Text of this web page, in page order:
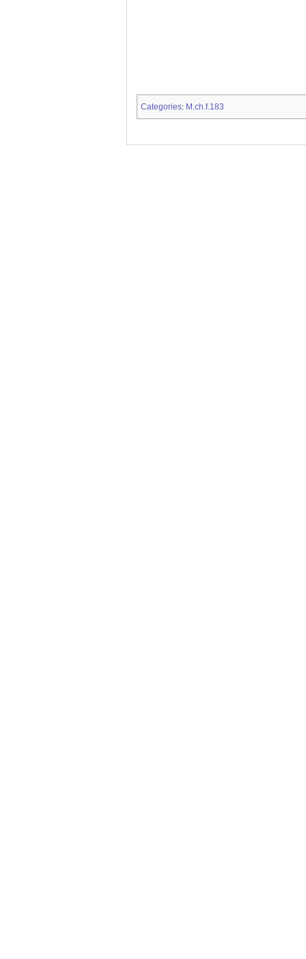
Categories: M.ch.f.183